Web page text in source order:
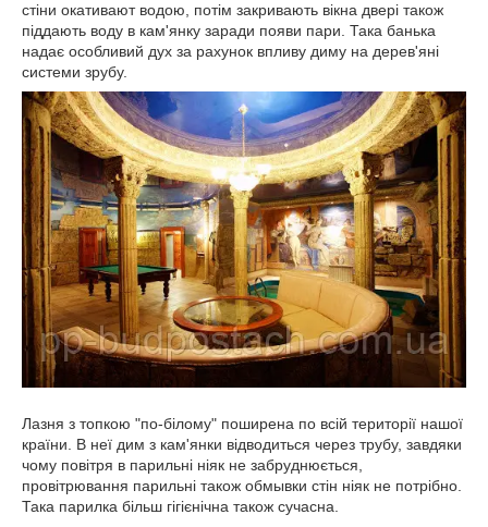
стіни окативают водою, потім закривають вікна двері також
піддають воду в кам'янку заради появи пари. Така банька
надає особливий дух за рахунок впливу диму на дерев'яні
системи зрубу.
Лазня з топкою "по-білому" поширена по всій території нашої
країни. В неї дим з кам'янки відводиться через трубу, завдяки
чому повітря в парильні ніяк не забруднюється,
провітрювання парильні також обмывки стін ніяк не потрібно.
Така парилка більш гігієнічна також сучасна.